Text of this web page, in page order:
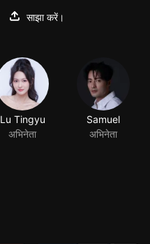
साझा करें।
Lu Tingyu
अभिनेता
Samuel
अभिनेता